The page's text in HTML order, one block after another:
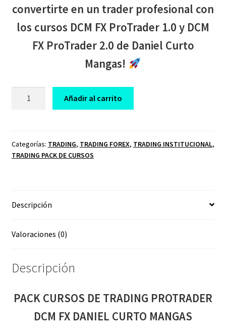
$ 3.500,00.$ 30,00.
convertirte en un trader profesional con
los cursos DCM FX ProTrader 1.0 y DCM
FX ProTrader 2.0 de Daniel Curto
Mangas!
PROTRADER
DCM
MANGAS
Añadir al carrito
Categorías: TRADING, TRADING FOREX, TRADING INSTITUCIONAL,
TRADING PACK DE CURSOS
Descripción
Valoraciones (0)
Descripción
PACK CURSOS DE TRADING PROTRADER
DCM FX DANIEL CURTO MANGAS